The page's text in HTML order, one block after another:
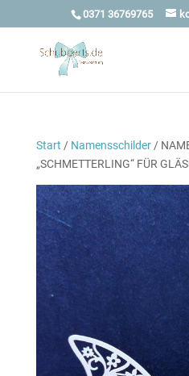
0371 36769765
Start / Namensschilder/
„SCHMETTERLING“ FÜR